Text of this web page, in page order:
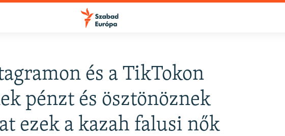
és a TikTokon
pénzt és ösztönöznek
ezek a kazah falusi nők